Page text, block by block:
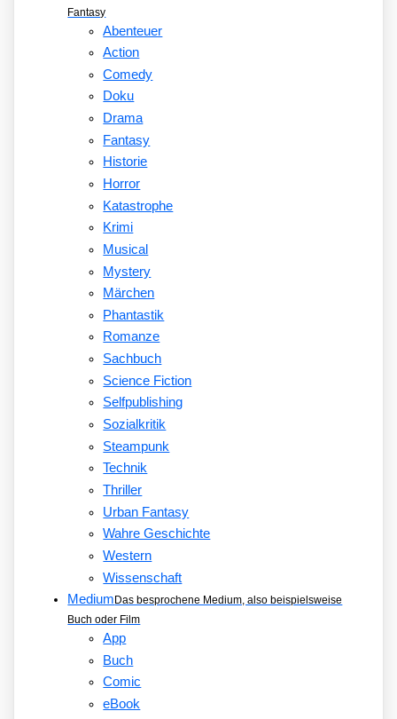
Fantasy
Abenteuer
Action
Comedy
Doku
Drama
Fantasy
Historie
Horror
Katastrophe
Krimi
Musical
Mystery
Märchen
Phantastik
Romanze
Sachbuch
Science Fiction
Selfpublishing
Sozialkritik
Steampunk
Technik
Thriller
Urban Fantasy
Wahre Geschichte
Western
Wissenschaft
Medium Das besprochene Medium, also beispielsweise
Buch oder Film
App
Buch
Comic
eBook